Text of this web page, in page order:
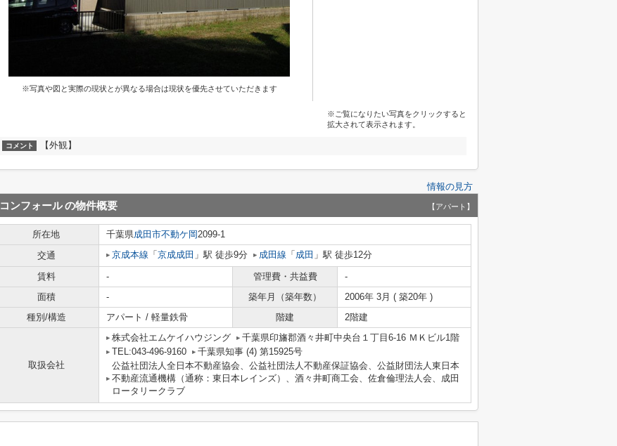
※写真や図と実際の現状とが異なる場合は現状を優先させていただきます
※ご覧になりたい写真をクリックすると
拡大されて表示されます。
コメント 【外観】
情報の見方
コンフォールの物件概要 【アパート】
所在地 千葉県成田市不動ケ岡2099-1
交通
京成本線 「 京成成田 」駅 徒歩9分 成田線 「 成田 」駅 徒歩12分
賃料 - 管理費・共益費
-
面積
- 築年月（築年数）
2006年 3月 ( 築20年 )
種別/構造
アパート / 軽量鉄骨 階建 2階建
取扱会社
株式会社エムケイハウジング
千葉県印旛郡酒々井町中央台１丁目6-16 ＭＫビル1階
TEL:043-496-9160
千葉県知事 (4) 第15925号
公益社団法人全日本不動産協会、公益社団法人不動産保証協会、公益財団法人東日本
不動産流通機構（通称：東日本レインズ）、酒々井町商工会、佐倉倫理法人会、成田
ロータリークラブ